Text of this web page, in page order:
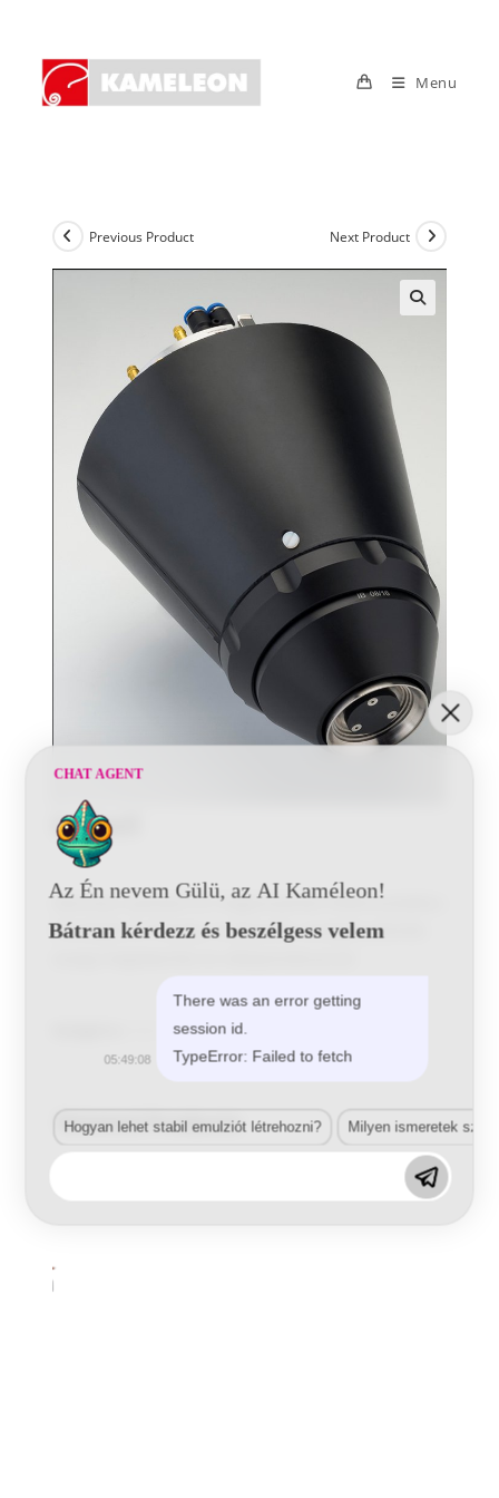
content
Menu
Previous Product Next Product
Icebell
Alacsony nyomású és magasnyomás Elektrosztatikus
Pisztolyok és Pisztoly rendszerek, amelyek jelentős
Elektrosztatikus pisztolyok
Related Products
CHAT AGENT
Az Én nevem Gülü, az AI Kaméleon!
Bátran kérdezz és beszélgess velem
There was an error getting
session id.
TypeError: Failed to fetch
05:49:08
Hogyan lehet stabil emulziót létrehozni? Milyen ismeretek